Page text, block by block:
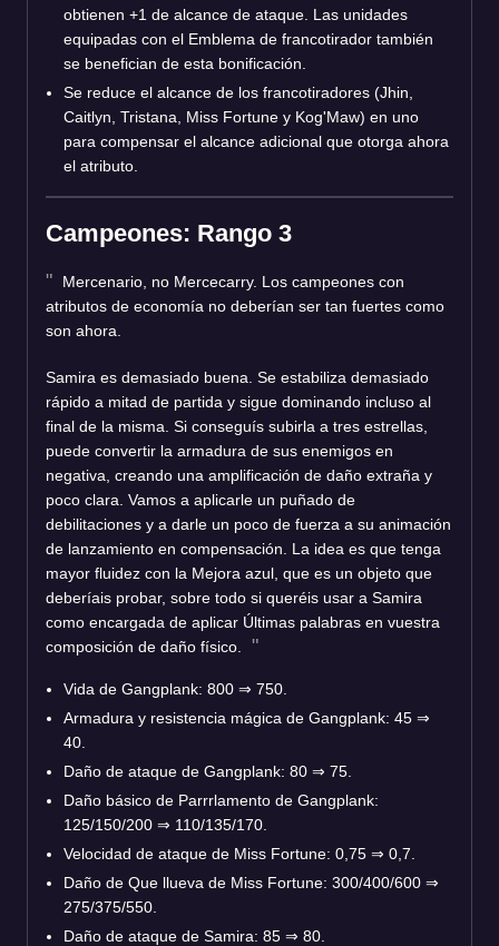
obtienen +1 de alcance de ataque. Las unidades
equipadas con el Emblema de francotirador también
se benefician de esta bonificación.
Se reduce el alcance de los francotiradores (Jhin,
Caitlyn, Tristana, Miss Fortune y Kog'Maw) en uno
para compensar el alcance adicional que otorga ahora
el atributo.
Campeones: Rango 3
Mercenario, no Mercecarry. Los campeones con
atributos de economía no deberían ser tan fuertes como
son ahora.
Samira es demasiado buena. Se estabiliza demasiado
rápido a mitad de partida y sigue dominando incluso al
final de la misma. Si conseguís subirla a tres estrellas,
puede convertir la armadura de sus enemigos en
negativa, creando una amplificación de daño extraña y
poco clara. Vamos a aplicarle un puñado de
debilitaciones y a darle un poco de fuerza a su animación
de lanzamiento en compensación. La idea es que tenga
mayor fluidez con la Mejora azul, que es un objeto que
deberíais probar, sobre todo si queréis usar a Samira
como encargada de aplicar Últimas palabras en vuestra
composición de daño físico.
Vida de Gangplank: 800 ⇒ 750.
Armadura y resistencia mágica de Gangplank: 45 ⇒
40.
Daño de ataque de Gangplank: 80 ⇒ 75.
Daño básico de Parrrlamento de Gangplank:
125/150/200 ⇒ 110/135/170.
Velocidad de ataque de Miss Fortune: 0,75 ⇒ 0,7.
Daño de Que llueva de Miss Fortune: 300/400/600 ⇒
275/375/550.
Daño de ataque de Samira: 85 ⇒ 80.